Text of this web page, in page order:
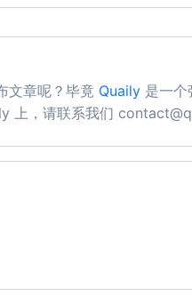
文章呢？毕竟 Quaily 是一个
上，请联系我们